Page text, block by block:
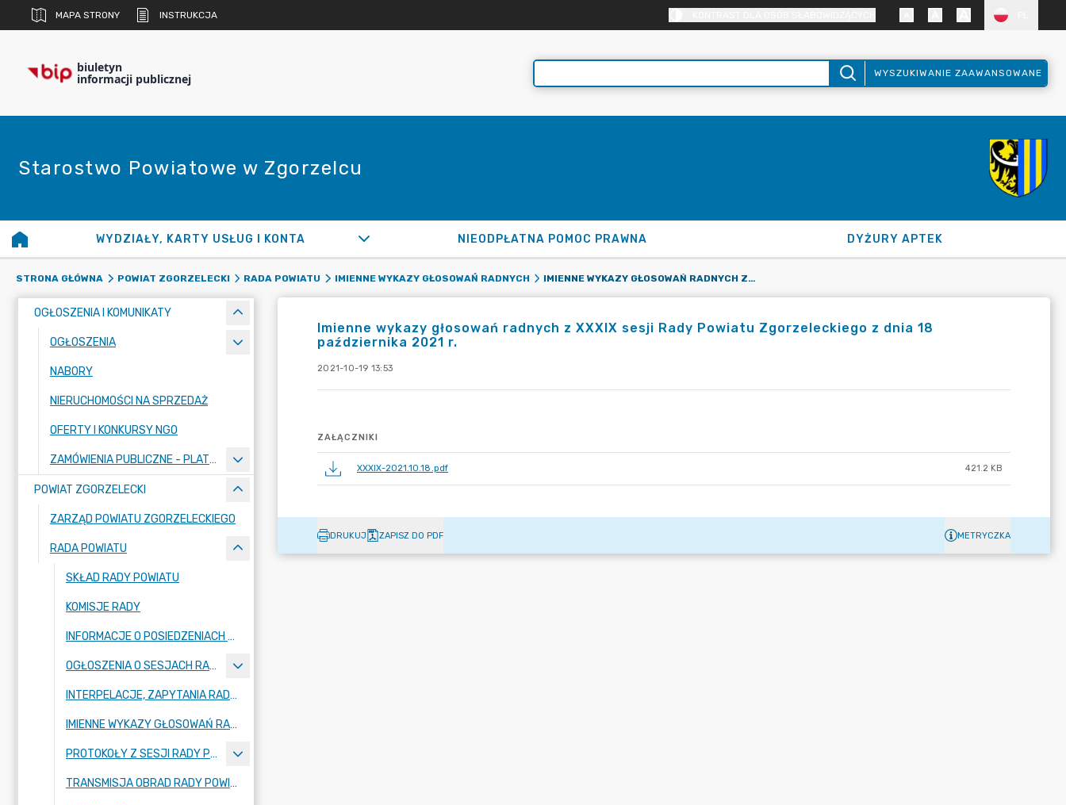
MAPA STRONY INSTRUKCJA
biuletyn
informacji publicznej WYSZUKIWANIE ZAAWANSOWANE
Starostwo Powiatowe w Zgorzelcu
WYDZIAŁY, KARTY USŁUG I KONTA NIEODPŁATNA POMOC PRAWNA DYŻURY APTEK
STRONA GŁÓWNA POWIAT ZGORZELECKI RADA POWIATU IMIENNE WYKAZY GŁOSOWAŃ RADNYCH IMIENNE WYKAZY GŁOSOWAŃ RADNYCH Z XXXIX SESJI RADY POWIATU ZGORZELECKIEGO Z DNIA 18 PAŹDZIERNIKA 2021 R.
OGŁOSZENIA I KOMUNIKATY
OGŁOSZENIA
NABORY
NIERUCHOMOŚCI NA SPRZEDAŻ
OFERTY I KONKURSY NGO
ZAMÓWIENIA PUBLICZNE - PLATFORMA ZAKUPOWA
POWIAT ZGORZELECKI
ZARZĄD POWIATU ZGORZELECKIEGO
RADA POWIATU
SKŁAD RADY POWIATU
KOMISJE RADY
INFORMACJE O POSIEDZENIACH KOMISJI
OGŁOSZENIA O SESJACH RADY POWIATU
INTERPELACJE, ZAPYTANIA RADNYCH
IMIENNE WYKAZY GŁOSOWAŃ RADNYCH
PROTOKOŁY Z SESJI RADY POWIATU ZGORZELECKIEGO
TRANSMISJA OBRAD RADY POWIATU ZGORZELECKIEGO
Imienne wykazy głosowań radnych z XXXIX sesji Rady Powiatu Zgorzeleckiego z dnia 18
października 2021 r.
2021-10-19 13:53
ZAŁĄCZNIKI
XXXIX-2021.10.18.pdf 421.2 KB
DRUKUJ ZAPISZ DO PDF METRYCZKA